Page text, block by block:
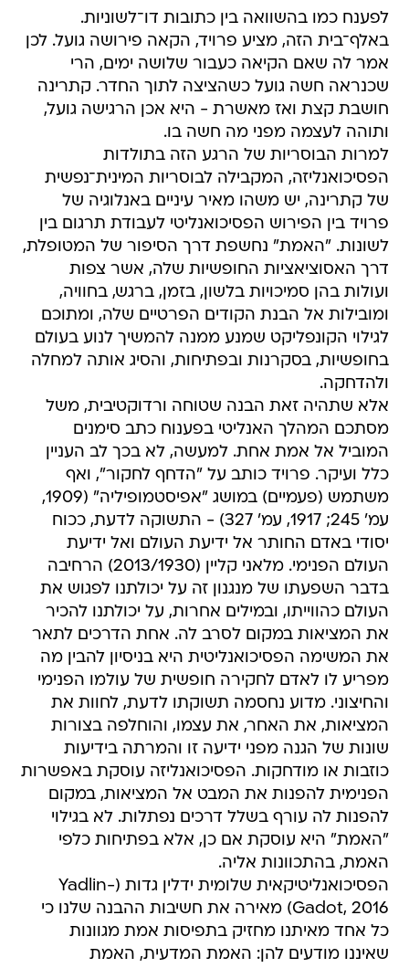
לפענח כמו בהשוואה בין כתובות דו־לשוניות.
באלף־בית הזה, מציע פרויד, הקאה פירושה גועל. לכן
אמר לה שאם הקיאה כעבור שלושה ימים, הרי
שכנראה חשה גועל כשהציצה לתוך החדר. קתרינה
חושבת קצת ואז מאשרת - היא אכן הרגישה גועל,
ותוהה לעצמה מפני מה חשה בו.
למרות הבוסריות של הרגע הזה בתולדות
הפסיכואנליזה, המקבילה לבוסריות המינית־נפשית
של קתרינה, יש משהו מאיר עיניים באנלוגיה של
פרויד בין הפירוש הפסיכואנליטי לעבודת תרגום בין
לשונות. "האמת" נחשפת דרך הסיפור של המטופלת,
דרך האסוציאציות החופשיות שלה, אשר צפות
ועולות בהן סמיכויות בלשון, בזמן, ברגש, בחוויה,
ומובילות אל הבנת הקודים הפרטיים שלה, ומתוכם
לגילוי הקונפליקט שמנע ממנה להמשיך לנוע בעולם
בחופשיות, בסקרנות ובפתיחות, והסיג אותה למחלה
ולהדחקה.
אלא שתהיה זאת הבנה שטוחה ורדוקטיבית, משל
מסתכם המהלך האנליטי בפענוח כתב סימנים
המוביל אל אמת אחת. למעשה, לא בכך לב העניין
כלל ועיקר. פרויד כותב על "הדחף לחקור", ואף
משתמש (פעמיים) במושג "אפיסטמופיליה" (1909,
עמ' 245; 1917, עמ' 327) - התשוקה לדעת, ככוח
יסודי באדם החותר אל ידיעת העולם ואל ידיעת
העולם הפנימי. מלאני קליין (2013/1930) הרחיבה
בדבר השפעתו של מנגנון זה על יכולתנו לפגוש את
העולם כהווייתו, ובמילים אחרות, על יכולתנו להכיר
את המציאות במקום לסרב לה. אחת הדרכים לתאר
את המשימה הפסיכואנליטית היא בניסיון להבין מה
מפריע לו לאדם לחקירה חופשית של עולמו הפנימי
והחיצוני. מדוע נחסמה תשוקתו לדעת, לחוות את
המציאות, את האחר, את עצמו, והוחלפה בצורות
שונות של הגנה מפני ידיעה זו והמרתה בידיעות
כוזבות או מודחקות. הפסיכואנליזה עוסקת באפשרות
הפנימית להפנות את המבט אל המציאות, במקום
להפנות לה עורף בשלל דרכים נפתלות. לא בגילוי
"האמת" היא עוסקת אם כן, אלא בפתיחות כלפי
האמת, בהתכוונות אליה.
הפסיכואנליטיקאית שלומית ידלין גדות (Yadlin-
Gadot, 2016) מאירה את חשיבות ההבנה שלנו כי
כל אחד מאיתנו מחזיק בתפיסות אמת מגוונות
שאיננו מודעים להן: האמת המדעית, האמת